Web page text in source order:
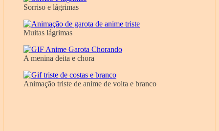
Sorriso e lágrimas
Muitas lágrimas
A menina deita e chora
Animação triste de anime de volta e branco